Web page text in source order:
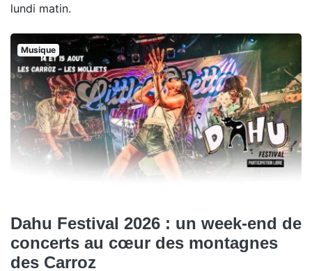
lundi matin.
Musique
Dahu Festival 2026 : un week-end de
concerts au cœur des montagnes
des Carroz